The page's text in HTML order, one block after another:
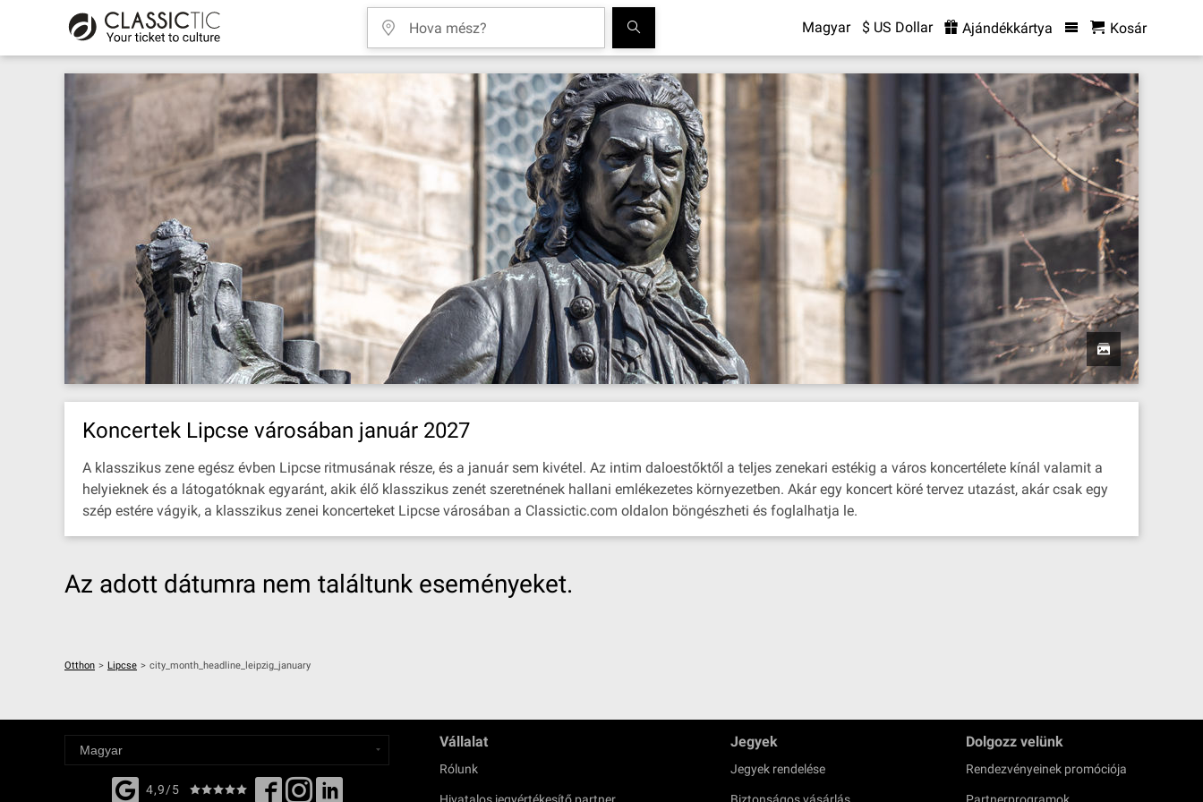
Magyar $ US Dollar Ajándékkártya Kosár
Koncertek Lipcse városában január 2027
A klasszikus zene egész évben Lipcse ritmusának része, és a január sem kivétel. Az intim daloestőktől a teljes zenekari estékig a város koncertélete kínál valamit a
helyieknek és a látogatóknak egyaránt, akik élő klasszikus zenét szeretnének hallani emlékezetes környezetben. Akár egy koncert köré tervez utazást, akár csak egy
szép estére vágyik, a klasszikus zenei koncerteket Lipcse városában a Classictic.com oldalon böngészheti és foglalhatja le.
Az adott dátumra nem találtunk eseményeket.
Otthon > Lipcse > city_month_headline_leipzig_january
4,9/5
Vállalat
Rólunk
Hivatalos jegyértékesítő partner
Jegyek
Jegyek rendelése
Biztonságos vásárlás
Dolgozz velünk
Rendezvényeinek promóciója
Partnerprogramok